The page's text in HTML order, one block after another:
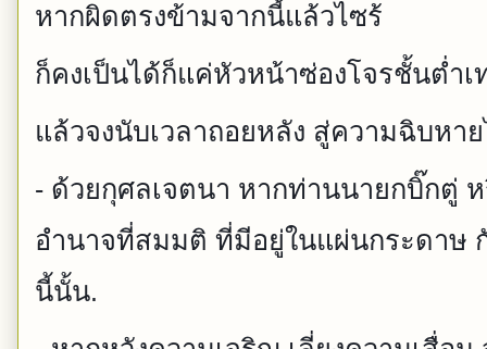
หากผิดตรงข้ามจากนี้แล้วไซร้
ก็คงเป็นได้ก็แค่หัวหน้าซ่องโจรชั้นต่ำเ
แล้วจงนับเวลาถอยหลัง สู่ความฉิบหาย
- ด้วยกุศลเจตนา หากท่านนายกบิ๊กตู่
อำนาจที่สมมติ ที่มีอยู่ในแผ่นกระดาษ
นี้นั้น.